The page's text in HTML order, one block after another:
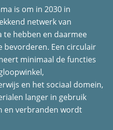
is om in 2030 in
netwerk van
hebben en daarmee
bevorderen. Een circulair
minimaal de functies
en het sociaal domein,
langer in gebruik
en verbranden wordt